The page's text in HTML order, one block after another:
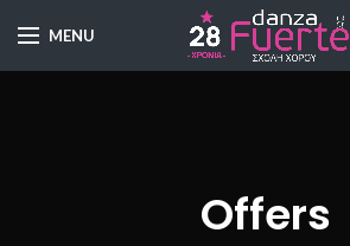
MENU
Offers